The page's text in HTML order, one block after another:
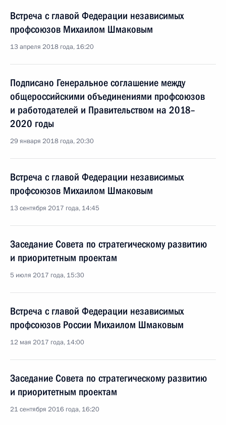
Встреча с главой Федерации независимых
профсоюзов Михаилом Шмаковым
13 апреля 2018 года, 16:20
Подписано Генеральное соглашение между
общероссийскими объединениями профсоюзов
и работодателей и Правительством на 2018–
2020 годы
29 января 2018 года, 20:30
Встреча с главой Федерации независимых
профсоюзов Михаилом Шмаковым
13 сентября 2017 года, 14:45
Заседание Совета по стратегическому развитию
и приоритетным проектам
5 июля 2017 года, 15:30
Встреча с главой Федерации независимых
профсоюзов России Михаилом Шмаковым
12 мая 2017 года, 14:00
Заседание Совета по стратегическому развитию
и приоритетным проектам
21 сентября 2016 года, 16:20